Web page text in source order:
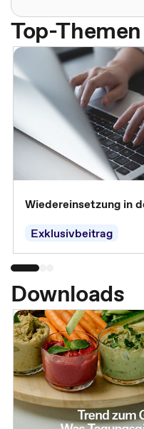
Top-Themen
Wiedereinsetzung in
Exklusivbeitrag
Downloads